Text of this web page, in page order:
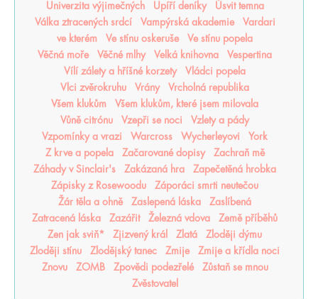
Univerzita výjimečných
Upíří deníky
Úsvit temna
Válka ztracených srdcí
Vampýrská akademie
Vardari
ve kterém
Ve stínu oskeruše
Ve stínu popela
Věčná moře
Věčné mlhy Velká knihovna
Vespertina
Vílí zálety a hříšné korzety
Vládci popela
Vlci zvěrokruhu
Vrány
Vrcholná republika
Všem klukům
Všem klukům, které jsem milovala
Vůně citrónu
Vzepři se noci
Vzlety a pády
Vzpomínky a vrazi
Warcross Wycherleyovi
York
Z krve a popela
Začarované dopisy
Zachraň mě
Záhady v Sinclair's
Zakázaná hra
Zapečetěná hrobka
Zápisky z Rosewoodu
Záporáci smrti neutečou
Žár těla a ohně
Zaslepená láska
Zaslíbená
Zatracená láska
Zazářit Železná vdova
Země příběhů
Zen jak sviň*
Zjizvený král Zlatá
Zloději dýmu
Zloději stínu
Zlodějský tanec Zmije
Zmije a křídla noci
Znovu
ZOMB Zpovědi podezřelé
Zůstaň se mnou
Zvěstovatel